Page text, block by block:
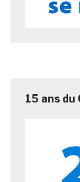
15 ans du